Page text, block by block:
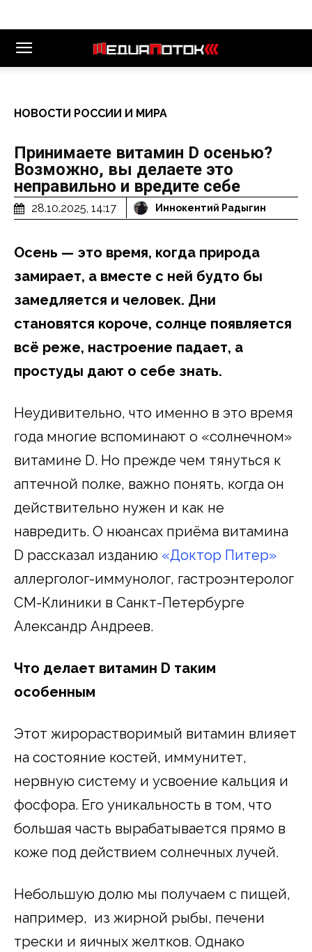
НОВОСТИ РОССИИ И МИРА
Принимаете витамин D осенью?
Возможно, вы делаете это
неправильно и вредите себе
28.10.2025, 14:17 Иннокентий Радыгин
Осень — это время, когда природа
замирает, а вместе с ней будто бы
замедляется и человек. Дни
становятся короче, солнце появляется
всё реже, настроение падает, а
простуды дают о себе знать.
Неудивительно, что именно в это время
года многие вспоминают о «солнечном»
витамине D. Но прежде чем тянуться к
аптечной полке, важно понять, когда он
действительно нужен и как не
навредить. О нюансах приёма витамина
D рассказал изданию «Доктор Питер»
аллерголог-иммунолог, гастроэнтеролог
СМ-Клиники в Санкт-Петербурге
Александр Андреев.
Что делает витамин D таким
особенным
Этот жирорастворимый витамин влияет
на состояние костей, иммунитет,
нервную систему и усвоение кальция и
фосфора. Его уникальность в том, что
большая часть вырабатывается прямо в
коже под действием солнечных лучей.
Небольшую долю мы получаем с пищей,
например, из жирной рыбы, печени
трески и яичных желтков. Однако